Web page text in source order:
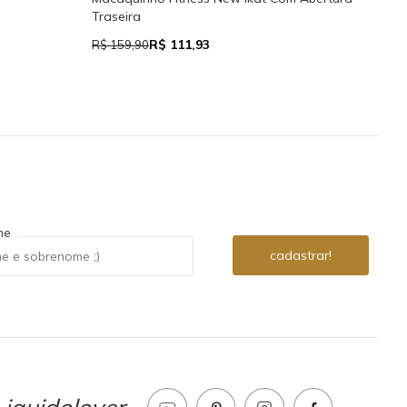
Traseira
R$ 159,90R$ 111,93